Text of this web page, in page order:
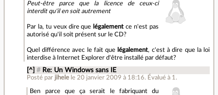
Peut-être parce que la licence de ceux-ci
interdit qu'il en soit autrement
Par la, tu veux dire que légalement ce n'est pas
autorisé qu'il soit présent sur le CD?
Quel différence avec le fait que légalement, c'est à dire que la loi
interdise à Internet Explorer d'être installé par défaut?
[^] # Re: Un Windows sans IE
Posté par jihele le 20 janvier 2009 à 18:16. Évalué à 1 .
Ben parce que ça serait le fabriquant du